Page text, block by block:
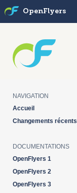
OpenFlyers
NAVIGATION
Accueil
Changements récents
DOCUMENTATIONS
OpenFlyers 1
OpenFlyers 2
OpenFlyers 3